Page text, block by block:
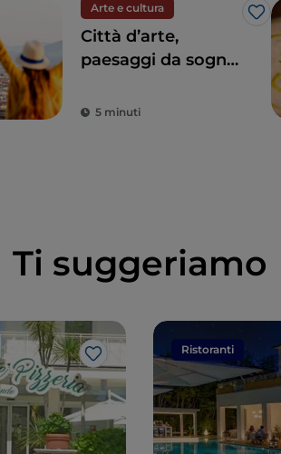
Arte e cultura
Città d’arte,
paesaggi da sogno
Toscana è il sogno
5 minuti
Ti suggeriamo
Like
Ristoranti